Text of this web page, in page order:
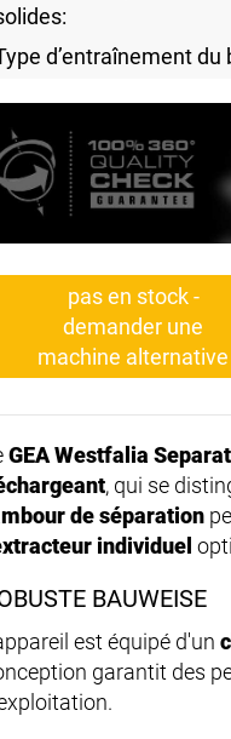
d’entraînement du
pas en stock -
demander une
machine alternative
GEA Westfalia
, qui se
de séparation
individuel
BAUWEISE
est équipé d'un
garantit des